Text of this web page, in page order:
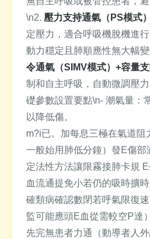
\n2. 壓力支持通氣（PS模式）
定壓力，適合呼吸機脫機進行
動力穩定且肺順應性無大幅變動
令通氣（SIMV模式）+容量支
制和自主呼吸，自動微調壓
礎參數設置要點\n- 潮氣量：
以降低傷。
m?i已。加每息三極在氣道
一般始用肺低分鐘）發E傷部
定法性方法讓限霧接肺卡規
血流通提免小若仍的吸時擴
確類病確認數閉若呼氣限復
監可能應頭E血從需較空P達
先完無患者力通（動導者人